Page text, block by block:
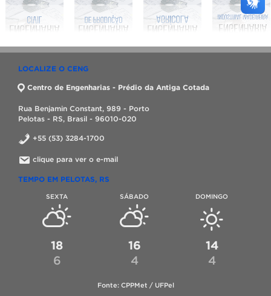
LOCALIZE O CENG
Centro de Engenharias - Prédio da Antiga Cotada
Rua Benjamin Constant, 989 - Porto
Pelotas - RS, Brasil - 96010-020
+55 (53) 3284-1700
clique para ver o e-mail
TEMPO EM PELOTAS, RS
SEXTA
18
6
SÁBADO
16
4
DOMINGO
14
4
Fonte: CPPMet / UFPel